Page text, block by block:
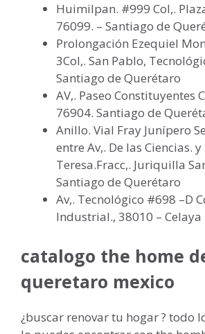
Huimilpan. #999 Col,.
76099. – Santiago de
Prolongación Ezequiel
3Col,. San Pablo,
Santiago de Querétaro
AV,. Paseo Constituyentes
76904. Santiago de
Anillo. Vial Fray Junípero
entre Av,. De las Ciencias. y
Teresa.Fracc,. Juriquilla
Santiago de Querétaro
Av,. Tecnológico #698 –D
Industrial., 38010 – Celaya
catalogo the home
queretaro mexico
¿buscar renovar tu hogar ? todo